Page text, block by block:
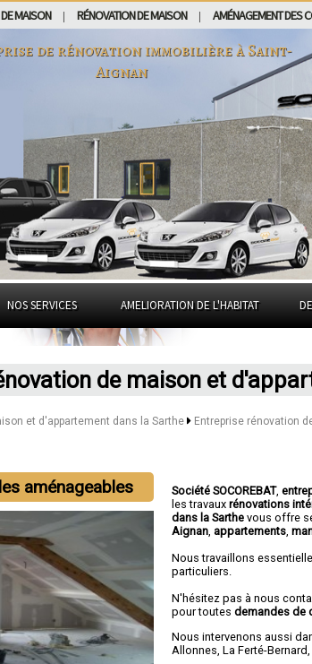
MAISON RÉNOVATION DE MAISON AMÉNAGEMENT DES
de rénovation immobilière àSaint-
Aignan
NOS SERVICES AMELIORATION DE L'HABITAT
de maison et
et d'appartement dans la Sarthe Entreprise rénovation
aménageables Société SOCOREBAT,
les travauxrénovations
dans la Sarthevous offre
Aignan appartements ,
Nous travaillons
particuliers.
N'hésitez pas à nous
pour toutesdemandes de
Nous intervenons aussi
Allonnes ,La Ferté-Bernard